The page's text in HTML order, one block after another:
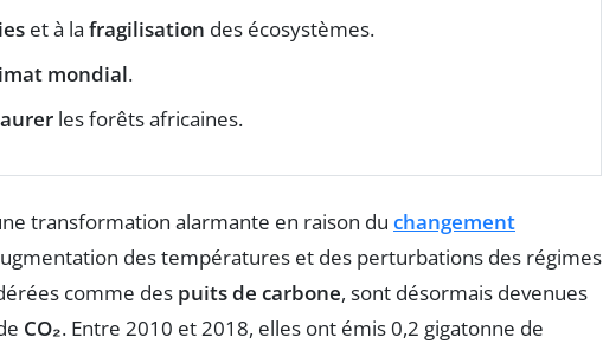
et à la fragilisation des écosystèmes.
mondial.
les forêts africaines.
transformation alarmante en raison du changement
des températures et des perturbations des régimes
comme des puits de carbone, sont désormais devenues
CO₂. Entre 2010 et 2018, elles ont émis 0,2 gigatonne de